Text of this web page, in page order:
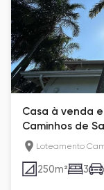
Casa à venda
Caminhos de
com 250 m²
Loteamento
250m² 3